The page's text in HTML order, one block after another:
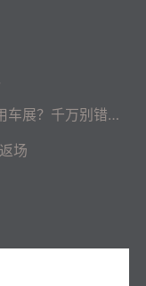
展？千万别错过
场